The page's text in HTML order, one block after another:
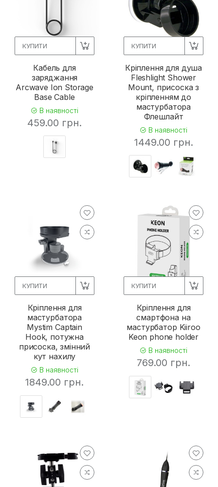
КУПИТИ
Кабель для
заряджання
Arcwave Ion Storage
Base Cable
В наявності
459.00 грн.
КУПИТИ
Кріплення для душа
Fleshlight Shower
Mount, присоска з
кріпленням до
мастурбатора
Флешлайт
В наявності
1449.00 грн.
КУПИТИ
Кріплення для
мастурбатора
Mystim Captain
Hook, потужна
присоска, змінний
кут нахилу
В наявності
1849.00 грн.
КУПИТИ
Кріплення для
смартфона на
мастурбатор Kiiroo
Keon phone holder
В наявності
769.00 грн.